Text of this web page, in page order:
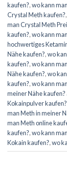
kaufen?,wo kann
Crystal Meth kaufen?,
man Crystal Meth
kaufen?,wo kann
hochwertiges
Nähe kaufen?,wo
kaufen?,wo kann
Nähe kaufen?,wo
kaufen?,wo kann
meiner Nähe
Kokainpulver kaufen?
man Meth in meiner
man Meth online
kaufen?,wo kann
Kokain kaufen?,wo